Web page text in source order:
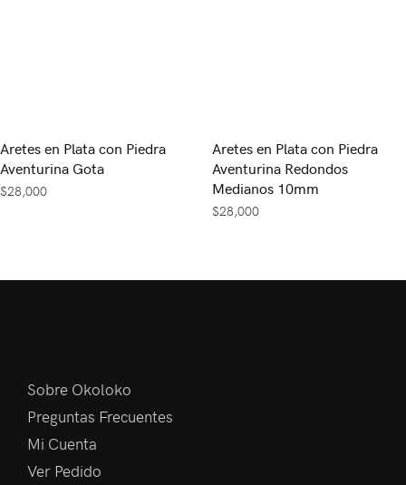
Aretes en Plata con Piedra
Aventurina Gota
$28,000
Aretes en Plata con Piedra
Aventurina Redondos
Medianos 10mm
$28,000
Sobre Okoloko
Preguntas Frecuentes
Mi Cuenta
Ver Pedido